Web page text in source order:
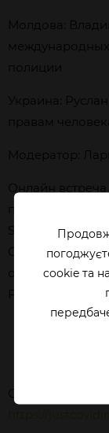
Молдова:
полиции
Украина:
правам
Модератор:
Онлайн
поддержке:
Society Georgia
Open Society
открытого
Foundation
Слухайте цей
cookie та